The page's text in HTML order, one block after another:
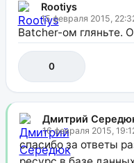
Rootiys
15 февраля 2015,
Batcher-ом гляньте.
0
Дмитрий
16 февраля 2015,
спасибо за ответы